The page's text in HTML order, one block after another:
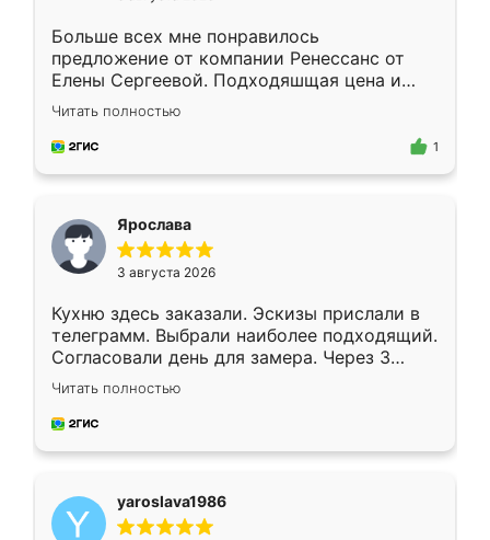
Больше всех мне понравилось
предложение от компании Ренессанс от
Елены Сергеевой. Подходяшщая цена и
короткие сроки изготовления. Приехавший
для замера сотрудник Владислав
предложил по моему эскизу самый
Читать полностью
1
Ярослава
3 августа 2026
Кухню здесь заказали. Эскизы прислали в
телеграмм. Выбрали наиболее подходящий.
Согласовали день для замера. Через 3
недели кухня была уже готова. Остались
довольны работой. Спасибо Ренессанс
мебель за качественную работу!
Читать полностью
yaroslava1986